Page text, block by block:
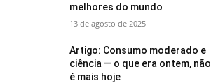
melhores do mundo
13 de agosto de 2025
Artigo: Consumo moderado e
ciência — o que era ontem, não
é mais hoje